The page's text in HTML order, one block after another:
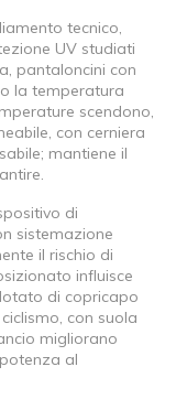
tecnico,
UV studiati
pantaloncini con
la temperatura
scendono,
con cerniera
mantiene il
di
sistemazione
il rischio di
influisce
di copricapo
, con suola
migliorano
al